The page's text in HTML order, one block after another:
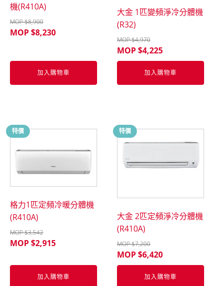
機(R410A)
MOP $8,900
MOP $8,230
加入購物車
大金 1匹變頻淨冷分體機
(R32)
MOP $4,970
MOP $4,225
加入購物車
特價
格力1匹定頻冷暖分體機
(R410A)
MOP $3,542
MOP $2,915
加入購物車
特價
大金 2匹定頻淨冷分體機
(R410A)
MOP $7,200
MOP $6,420
加入購物車